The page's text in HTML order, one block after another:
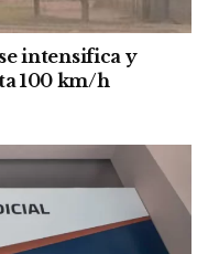
intensifica y
100 km/h